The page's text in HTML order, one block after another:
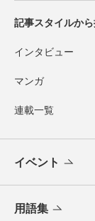
記事スタイルか
インタビュー
マンガ
連載一覧
イベント
用語集